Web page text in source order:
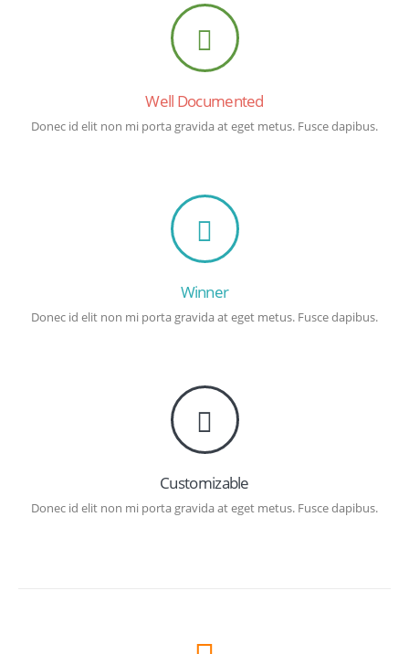
Well Documented
Donec id elit non mi porta gravida at eget metus. Fusce dapibus.
Winner
Donec id elit non mi porta gravida at eget metus. Fusce dapibus.
Customizable
Donec id elit non mi porta gravida at eget metus. Fusce dapibus.